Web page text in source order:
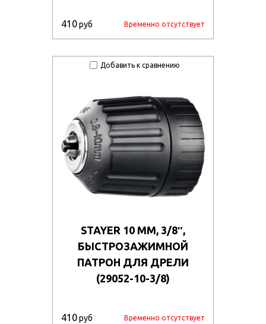
410руб Временно отсутствует
Добавить к сравнению
STAYER 10 ММ, 3/8″,
БЫСТРОЗАЖИМНОЙ
ПАТРОН ДЛЯ ДРЕЛИ
(29052-10-3/8)
410руб Временно отсутствует